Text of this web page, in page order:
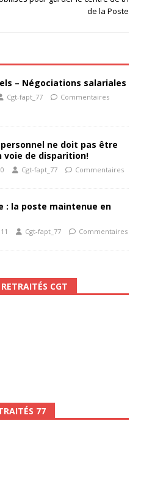
de la Poste
– Négociations salariales
Cgt-fapt_77
Commentaires
ne doit pas être
voie de disparition!
Cgt-fapt_77
Commentaires
: la poste maintenue en
Cgt-fapt_77
Commentaires
CGT
77